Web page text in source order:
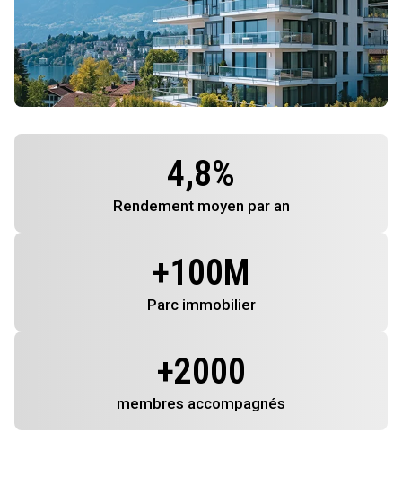
4,8%
Rendement moyen par an
+100M
Parc immobilier
+2000
membres accompagnés